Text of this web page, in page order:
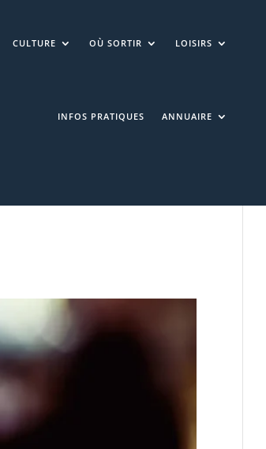
CULTURE OÙ SORTIR LOISIRS
INFOS PRATIQUES ANNUAIRE